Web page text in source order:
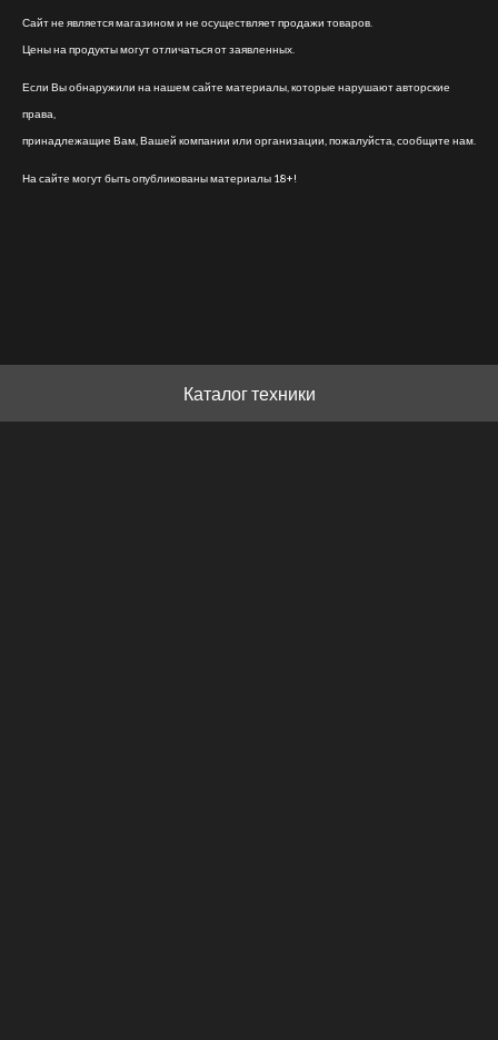
Сайт не является магазином и не осуществляет продажи товаров.
Цены на продукты могут отличаться от заявленных.
Если Вы обнаружили на нашем сайте материалы, которые нарушают авторские
права,
принадлежащие Вам, Вашей компании или организации, пожалуйста, сообщите нам.
На сайте могут быть опубликованы материалы 18+!
Каталог техники